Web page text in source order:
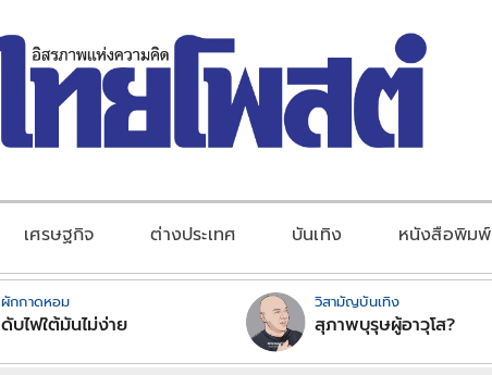
เศรษฐกิจ ต่างประเทศ บันเทิง หนังสือพิมพ์
ผักกาดหอม
ดับไฟใต้มันไม่ง่าย
วิสามัญบันเทิง
สุภาพบุรุษผู้อาวุโส?